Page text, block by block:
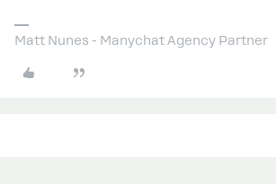
Matt Nunes - Manychat Agency Partner